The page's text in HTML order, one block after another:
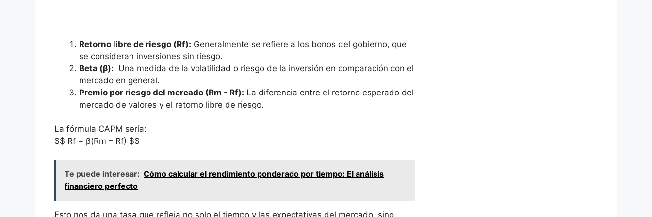
Retorno ‍libre de ⁤riesgo (Rf): Generalmente se refiere a⁤ los bonos ​del gobierno, que
se consideran inversiones sin riesgo.
Beta⁤ (β): ⁤ Una ‌medida de la volatilidad‍ o riesgo⁤ de la ‍inversión en comparación con el
mercado en‌ general.
Premio por riesgo del mercado (Rm ‌- Rf): La diferencia entre el⁤ retorno esperado del
mercado de valores y el retorno libre de riesgo.
La fórmula CAPM sería: ⁣
$$‌ Rf + β(Rm⁣ – Rf) $$
Te puede interesar: Cómo calcular el rendimiento ponderado por tiempo: El análisis
financiero perfecto
Esto nos da⁢ una tasa que refleja no ‍solo ⁤el tiempo y las expectativas del mercado,‍ sino